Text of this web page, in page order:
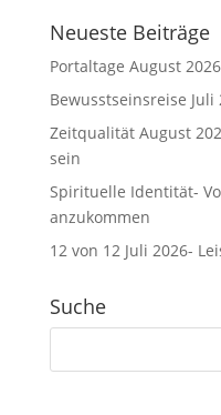
Neueste Beiträge
Portaltage August 2026
Bewusstseinsreise Juli
Zeitqualität August
sein
Spirituelle Identität-
anzukommen
12 von 12 Juli 2026-
Suche